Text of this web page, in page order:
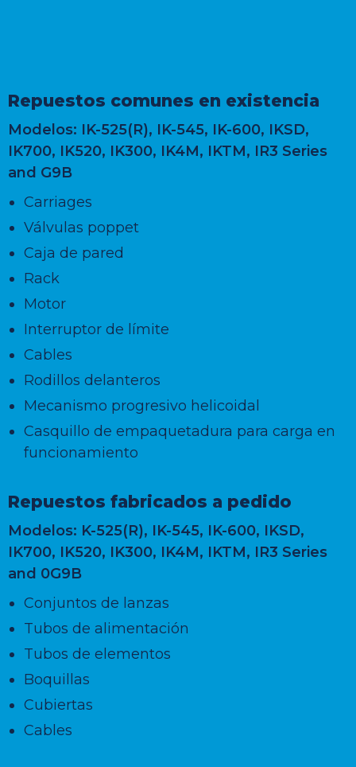
Repuestos comunes en existencia
Modelos: IK-525(R), IK-545, IK-600, IKSD,
IK700, IK520, IK300, IK4M, IKTM, IR3 Series
and G9B
Carriages
Válvulas poppet
Caja de pared
Rack
Motor
Interruptor de límite
Cables
Rodillos delanteros
Mecanismo progresivo helicoidal
Casquillo de empaquetadura para carga en
funcionamiento
Repuestos fabricados a pedido
Modelos: K-525(R), IK-545, IK-600, IKSD,
IK700, IK520, IK300, IK4M, IKTM, IR3 Series
and 0G9B
Conjuntos de lanzas
Tubos de alimentación
Tubos de elementos
Boquillas
Cubiertas
Cables